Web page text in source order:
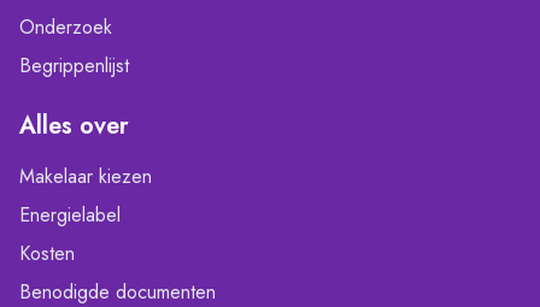
Onderzoek
Begrippenlijst
Alles over
Makelaar kiezen
Energielabel
Kosten
Benodigde documenten